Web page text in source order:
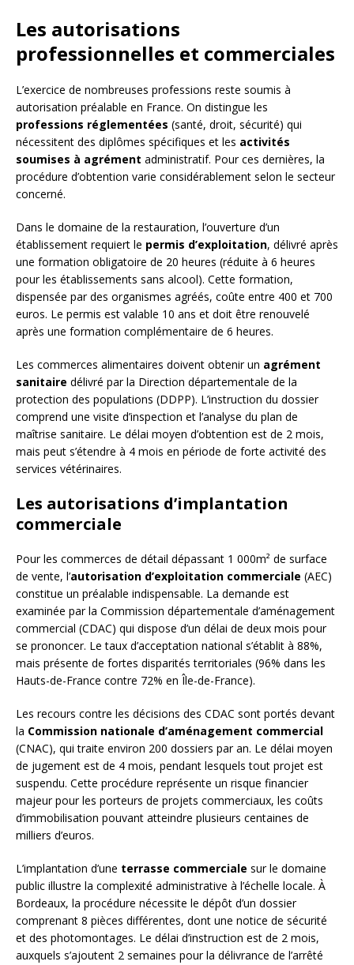
Les autorisations
professionnelles et commerciales
L’exercice de nombreuses professions reste soumis à
autorisation préalable en France. On distingue les
professions réglementées (santé, droit, sécurité) qui
nécessitent des diplômes spécifiques et les activités
soumises à agrément administratif. Pour ces dernières, la
procédure d’obtention varie considérablement selon le secteur
concerné.
Dans le domaine de la restauration, l’ouverture d’un
établissement requiert le permis d’exploitation, délivré après
une formation obligatoire de 20 heures (réduite à 6 heures
pour les établissements sans alcool). Cette formation,
dispensée par des organismes agréés, coûte entre 400 et 700
euros. Le permis est valable 10 ans et doit être renouvelé
après une formation complémentaire de 6 heures.
Les commerces alimentaires doivent obtenir un agrément
sanitaire délivré par la Direction départementale de la
protection des populations (DDPP). L’instruction du dossier
comprend une visite d’inspection et l’analyse du plan de
maîtrise sanitaire. Le délai moyen d’obtention est de 2 mois,
mais peut s’étendre à 4 mois en période de forte activité des
services vétérinaires.
Les autorisations d’implantation
commerciale
Pour les commerces de détail dépassant 1 000m² de surface
de vente, l’autorisation d’exploitation commerciale (AEC)
constitue un préalable indispensable. La demande est
examinée par la Commission départementale d’aménagement
commercial (CDAC) qui dispose d’un délai de deux mois pour
se prononcer. Le taux d’acceptation national s’établit à 88%,
mais présente de fortes disparités territoriales (96% dans les
Hauts-de-France contre 72% en Île-de-France).
Les recours contre les décisions des CDAC sont portés devant
la Commission nationale d’aménagement commercial
(CNAC), qui traite environ 200 dossiers par an. Le délai moyen
de jugement est de 4 mois, pendant lesquels tout projet est
suspendu. Cette procédure représente un risque financier
majeur pour les porteurs de projets commerciaux, les coûts
d’immobilisation pouvant atteindre plusieurs centaines de
milliers d’euros.
L’implantation d’une terrasse commerciale sur le domaine
public illustre la complexité administrative à l’échelle locale. À
Bordeaux, la procédure nécessite le dépôt d’un dossier
comprenant 8 pièces différentes, dont une notice de sécurité
et des photomontages. Le délai d’instruction est de 2 mois,
auxquels s’ajoutent 2 semaines pour la délivrance de l’arrêté